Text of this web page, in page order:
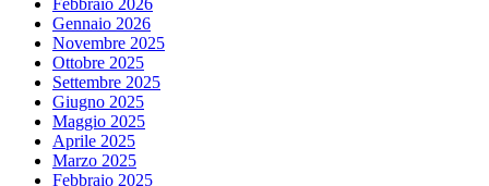
Febbraio 2026
Gennaio 2026
Novembre 2025
Ottobre 2025
Settembre 2025
Giugno 2025
Maggio 2025
Aprile 2025
Marzo 2025
Febbraio 2025